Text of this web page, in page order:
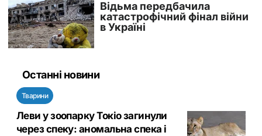
Останні новини
Тварини
Леви у зоопарку Токіо загинули
через спеку: аномальна спека і